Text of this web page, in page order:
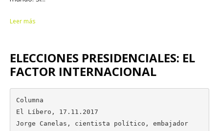
Leer más
ELECCIONES PRESIDENCIALES: EL
FACTOR INTERNACIONAL
Columna
El Líbero, 17.11.2017
Jorge Canelas, cientista político, embajador